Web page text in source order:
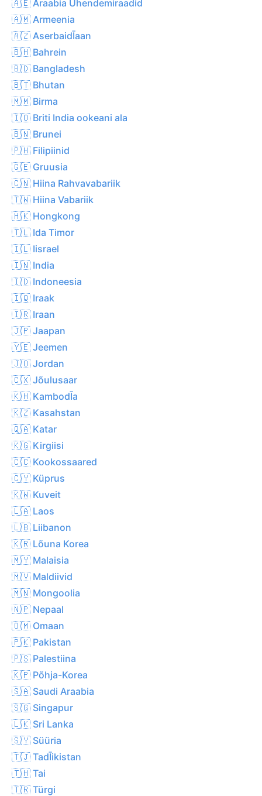
🇦🇪 Araabia Ühendemiraadid
🇦🇲 Armeenia
🇦🇿 AserbaidĪaan
🇧🇭 Bahrein
🇧🇩 Bangladesh
🇧🇹 Bhutan
🇲🇲 Birma
🇮🇴 Briti India ookeani ala
🇧🇳 Brunei
🇵🇭 Filipiinid
🇬🇪 Gruusia
🇨🇳 Hiina Rahvavabariik
🇹🇼 Hiina Vabariik
🇭🇰 Hongkong
🇹🇱 Ida Timor
🇮🇱 Iisrael
🇮🇳 India
🇮🇩 Indoneesia
🇮🇶 Iraak
🇮🇷 Iraan
🇯🇵 Jaapan
🇾🇪 Jeemen
🇯🇴 Jordan
🇨🇽 Jõulusaar
🇰🇭 KambodĪa
🇰🇿 Kasahstan
🇶🇦 Katar
🇰🇬 Kirgiisi
🇨🇨 Kookossaared
🇨🇾 Küprus
🇰🇼 Kuveit
🇱🇦 Laos
🇱🇧 Liibanon
🇰🇷 Lõuna Korea
🇲🇾 Malaisia
🇲🇻 Maldiivid
🇲🇳 Mongoolia
🇳🇵 Nepaal
🇴🇲 Omaan
🇵🇰 Pakistan
🇵🇸 Palestiina
🇰🇵 Põhja-Korea
🇸🇦 Saudi Araabia
🇸🇬 Singapur
🇱🇰 Sri Lanka
🇸🇾 Süüria
🇹🇯 TadĪikistan
🇹🇭 Tai
🇹🇷 Türgi